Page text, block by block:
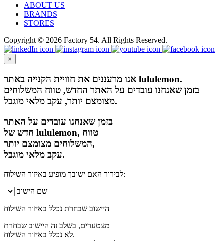
ABOUT US
BRANDS
STORES
Copyright © 2026 Factory 54. All Rights Reserved.
×
אנו מרעננים את חוויית הקנייה באתר lululemon.
בזמן שאנחנו עובדים על האתר החדש, טווח המשלוחים
מצומצם יותר, עקב מלאי מוגבל.
בזמן שאנחנו עובדים על האתר
חדש של lululemon, טווח
המשלוחים מצומצם יותר,
עקב מלאי מוגבל.
לבירור האם ישובך מופיע באיזור השילוח:
שם הישוב
היישוב שבחרת נכלל באיזור השילוח
מצטערים, בשלב זה היישוב שבחרת
לא נכלל באיזור השילוח.